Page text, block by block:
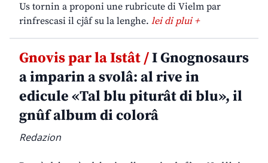
Us tornin a proponi une rubricute di Vielm par
rinfrescasi il cjâf su la lenghe. lei di plui +
Gnovis par la Istât /I Gnognosaurs
a imparin a svolâ: al rive in
edicule «Tal blu piturât di blu», il
gnûf album di colorâ
Redazion